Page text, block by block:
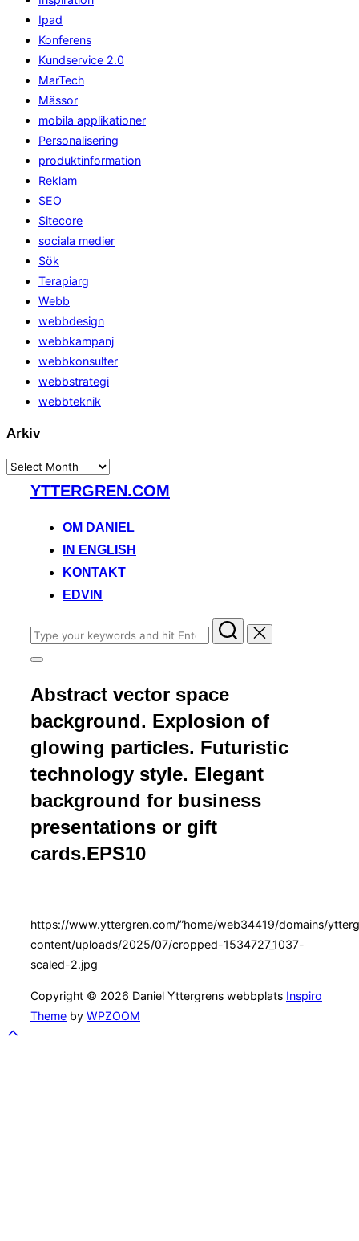
Ipad
Konferens
Kundservice 2.0
MarTech
Mässor
mobila applikationer
Personalisering
produktinformation
Reklam
SEO
Sitecore
sociala medier
Sök
Terapiarg
Webb
webbdesign
webbkampanj
webbkonsulter
webbstrategi
webbteknik
Arkiv
Arkiv
YTTERGREN.COM
OM DANIEL
IN ENGLISH
KONTAKT
EDVIN
Search
for:
Toggle
&
navigation
Abstract vector space
background. Explosion of
glowing particles. Futuristic
technology style. Elegant
background for business
presentations or gift
cards.EPS10
https://www.yttergren.com/”home/web34419/domains/
content/uploads/2025/07/cropped-1534727_1037-
scaled-2.jpg
Copyright © 2026 Daniel Yttergrens webbplats Inspiro
Theme by WPZOOM